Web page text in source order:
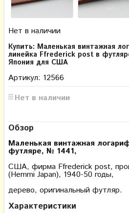
Нет в наличии
Купить: Маленькая винтажная
линейка Ffrederick post в
Япония для США
Артикул: 12566
Нет в наличии
Обзор
Маленькая винтажная
футляре, № 1441,
США, фирма Ffrederick post,
(Hemmi Japan), 1940-50 годы,
дерево, оригинальный футляр.
Характеристики